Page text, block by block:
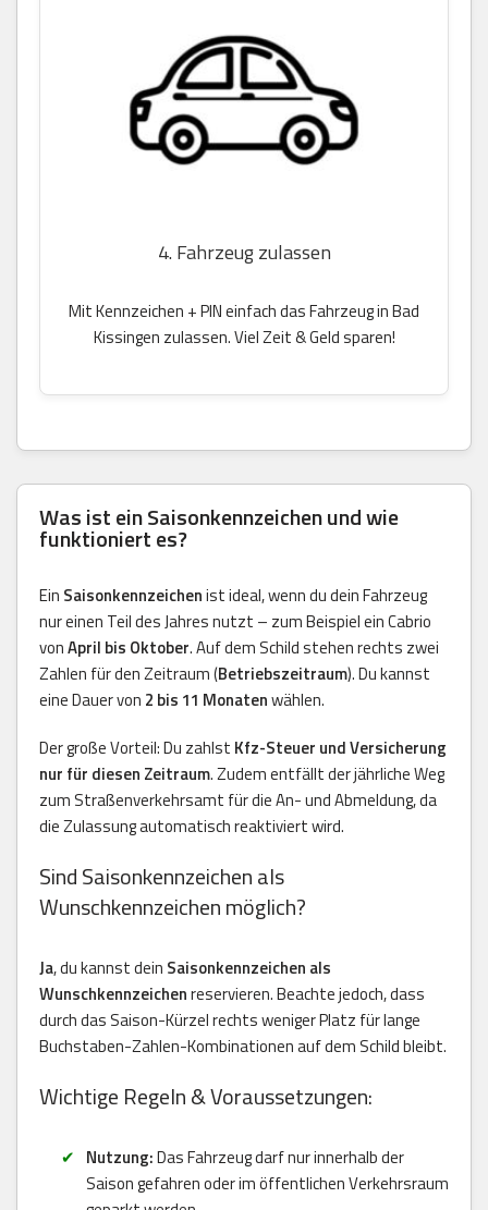
4. Fahrzeug zulassen
Mit Kennzeichen + PIN einfach das Fahrzeug in Bad
Kissingen zulassen. Viel Zeit & Geld sparen!
Was ist ein Saisonkennzeichen und wie
funktioniert es?
Ein Saisonkennzeichenist ideal, wenn du dein Fahrzeug
nur einen Teil des Jahres nutzt – zum Beispiel ein Cabrio
vonApril bis Oktober. Auf dem Schild stehen rechts zwei
Zahlen für den Zeitraum (Betriebszeitraum). Du kannst
eine Dauer von 2 bis 11 Monatenwählen.
Der große Vorteil: Du zahlst Kfz-Steuer und Versicherung
nur für diesen Zeitraum. Zudem entfällt der jährliche Weg
zum Straßenverkehrsamt für die An- und Abmeldung, da
die Zulassung automatisch reaktiviert wird.
Sind Saisonkennzeichen als
Wunschkennzeichen möglich?
Ja, du kannst dein Saisonkennzeichen als
Wunschkennzeichenreservieren. Beachte jedoch, dass
durch das Saison-Kürzel rechts weniger Platz für lange
Buchstaben-Zahlen-Kombinationen auf dem Schild bleibt.
Wichtige Regeln & Voraussetzungen:
Nutzung:Das Fahrzeug darf nur innerhalb der
Saison gefahren oder im öffentlichen Verkehrsraum